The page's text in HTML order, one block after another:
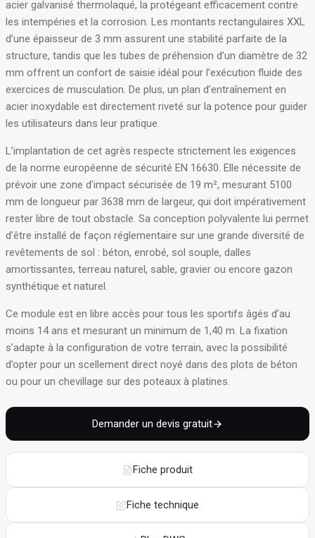
acier galvanisé thermolaqué, la protégeant efficacement contre
les intempéries et la corrosion. Les montants rectangulaires XXL
d’une épaisseur de 3 mm assurent une stabilité parfaite de la
structure, tandis que les tubes de préhension d’un diamètre de 32
mm offrent un confort de saisie idéal pour l’exécution fluide des
exercices de musculation. De plus, un plan d’entraînement en
acier inoxydable est directement riveté sur la potence pour guider
les utilisateurs dans leur pratique.
L’implantation de cet agrès respecte strictement les exigences
de la norme européenne de sécurité EN 16630. Elle nécessite de
prévoir une zone d’impact sécurisée de 19 m², mesurant 5100
mm de longueur par 3638 mm de largeur, qui doit impérativement
rester libre de tout obstacle. Sa conception polyvalente lui permet
d’être installé de façon réglementaire sur une grande diversité de
revêtements de sol : béton, enrobé, sol souple, dalles
amortissantes, terreau naturel, sable, gravier ou encore gazon
synthétique et naturel.
Ce module est en libre accès pour tous les sportifs âgés d’au
moins 14 ans et mesurant un minimum de 1,40 m. La fixation
s’adapte à la configuration de votre terrain, avec la possibilité
d’opter pour un scellement direct noyé dans des plots de béton
ou pour un chevillage sur des poteaux à platines.
Demander un devis gratuit
Fiche produit
Fiche technique